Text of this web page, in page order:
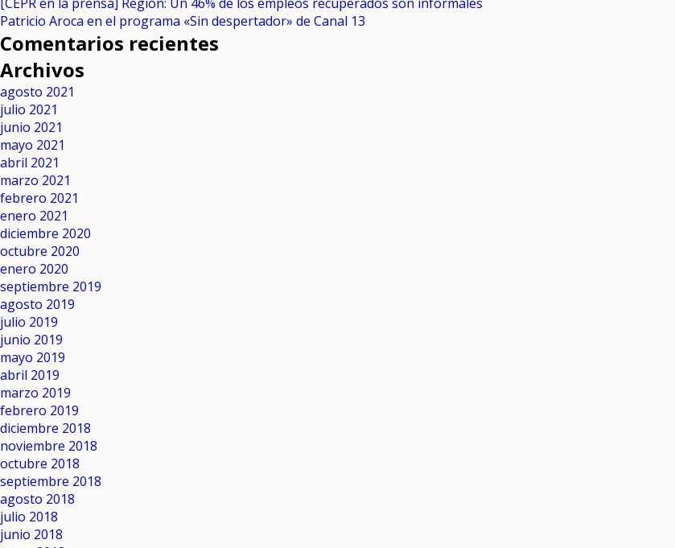
Patricio Aroca en el programa «Sin despertador» de Canal 13
Comentarios recientes
Archivos
agosto 2021
julio 2021
junio 2021
mayo 2021
abril 2021
marzo 2021
febrero 2021
enero 2021
diciembre 2020
octubre 2020
enero 2020
septiembre 2019
agosto 2019
julio 2019
junio 2019
mayo 2019
abril 2019
marzo 2019
febrero 2019
diciembre 2018
noviembre 2018
octubre 2018
septiembre 2018
agosto 2018
julio 2018
junio 2018